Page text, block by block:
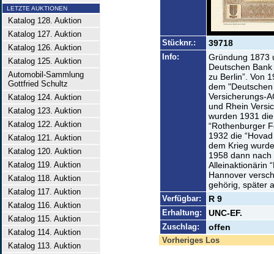
LETZTE AUKTIONEN
Katalog 128. Auktion
Katalog 127. Auktion
Katalog 126. Auktion
Katalog 125. Auktion
Automobil-Sammlung
Gottfried Schultz
Katalog 124. Auktion
Katalog 123. Auktion
Katalog 122. Auktion
Katalog 121. Auktion
Katalog 120. Auktion
Katalog 119. Auktion
Katalog 118. Auktion
Katalog 117. Auktion
Katalog 116. Auktion
Katalog 115. Auktion
Katalog 114. Auktion
Katalog 113. Auktion
Stücknr.: 39718
Info:
Gründung 1873
Deutschen
zu Berlin”. Von
dem
Versicherungs-
und Rhein
wurden 1931
“Rothenburger
1932 die
dem Krieg
1958 dann
Alleinaktionärin
Hannover
gehörig, später
Verfügbar: R 9
Erhaltung: UNC-EF.
Zuschlag: offen
Vorheriges Los